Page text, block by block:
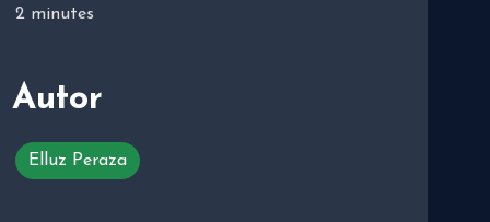
2 minutes
Autor
Elluz Peraza